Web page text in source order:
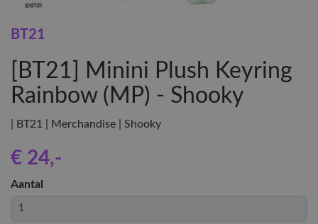
BT21
[BT21] Minini Plush Keyring
Rainbow (MP) - Shooky
| BT21 | Merchandise | Shooky
€ 24,-
Aantal